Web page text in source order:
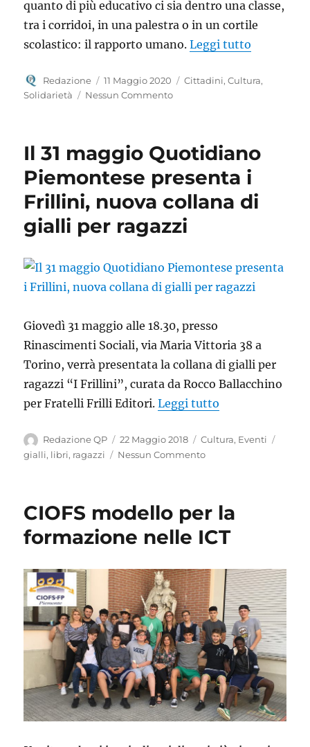
quanto di più educativo ci sia dentro una classe,
tra i corridoi, in una palestra o in un cortile
scolastico: il rapporto umano.Leggi tutto
Autore
Redazione
Pubblicato
il
11 Maggio 2020 Categorie
Cittadini,Cultura,
Solidarietà
Nessun Commento
Il 31 maggio Quotidiano
Piemontese presenta i
Frillini, nuova collana di
gialli per ragazzi
Giovedì 31 maggio alle 18.30, presso
Rinascimenti Sociali, via Maria Vittoria 38 a
Torino, verrà presentata la collana di gialli per
ragazzi “I Frillini”, curata da Rocco Ballacchino
per Fratelli Frilli Editori.Leggi tutto
Autore
Redazione QP
Pubblicato
il
22 Maggio 2018 Categorie
Cultura, Eventi
gialli, libri, ragazzi Nessun Commento
CIOFS modello per la
formazione nelle ICT